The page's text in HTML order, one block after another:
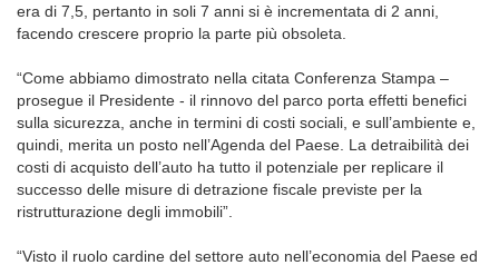
era di 7,5, pertanto in soli 7 anni si è incrementata di 2 anni,
facendo crescere proprio la parte più obsoleta.
“Come abbiamo dimostrato nella citata Conferenza Stampa –
prosegue il Presidente - il rinnovo del parco porta effetti benefici
sulla sicurezza, anche in termini di costi sociali, e sull’ambiente e,
quindi, merita un posto nell’Agenda del Paese. La detraibilità dei
costi di acquisto dell’auto ha tutto il potenziale per replicare il
successo delle misure di detrazione fiscale previste per la
ristrutturazione degli immobili”.
“Visto il ruolo cardine del settore auto nell’economia del Paese ed